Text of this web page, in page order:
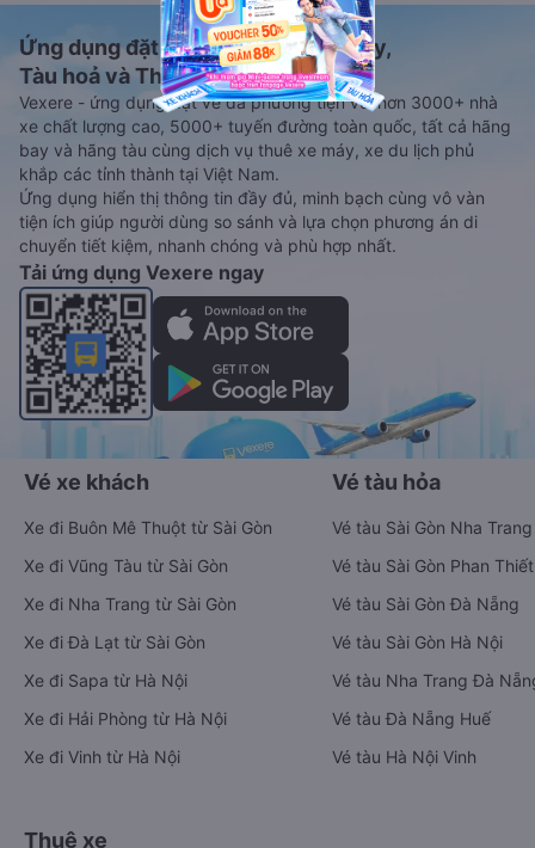
Ứng dụng đặt vé Xe khách, Máy bay,
Tàu hoả và Thuê xe
Vexere - ứng dụng đặt vé đa phương tiện với hơn 3000+ nhà
xe chất lượng cao, 5000+ tuyến đường toàn quốc, tất cả hãng
bay và hãng tàu cùng dịch vụ thuê xe máy, xe du lịch phủ
khắp các tỉnh thành tại Việt Nam.
Ứng dụng hiển thị thông tin đầy đủ, minh bạch cùng vô vàn
tiện ích giúp người dùng so sánh và lựa chọn phương án di
chuyển tiết kiệm, nhanh chóng và phù hợp nhất.
Tải ứng dụng Vexere ngay
Vé xe khách
Xe đi Buôn Mê Thuột từ Sài Gòn
Xe đi Vũng Tàu từ Sài Gòn
Xe đi Nha Trang từ Sài Gòn
Xe đi Đà Lạt từ Sài Gòn
Xe đi Sapa từ Hà Nội
Xe đi Hải Phòng từ Hà Nội
Xe đi Vinh từ Hà Nội
Vé tàu hỏa
Vé tàu Sài Gòn Nha Trang
Vé tàu Sài Gòn Phan Thiết
Vé tàu Sài Gòn Đà Nẵng
Vé tàu Sài Gòn Hà Nội
Vé tàu Nha Trang Đà
Vé tàu Đà Nẵng Huế
Vé tàu Hà Nội Vinh
Thuê xe